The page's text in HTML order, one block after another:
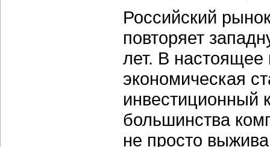
Российский
повторяет
лет. В настоящее
экономическая
инвестиционный
большинства
не просто